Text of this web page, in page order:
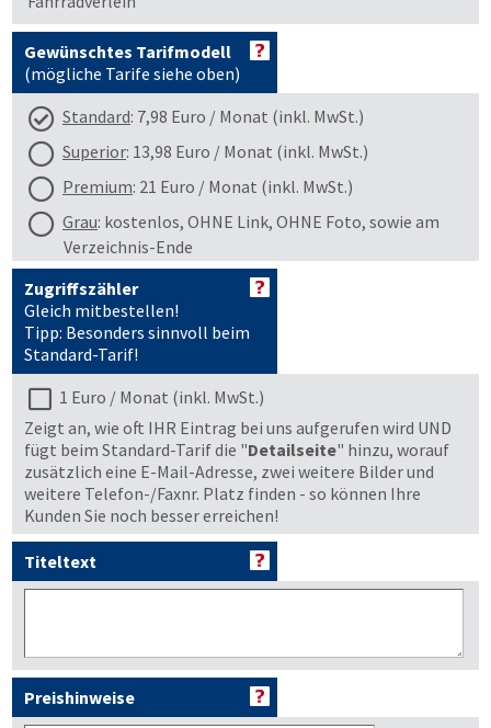
Gewünschtes Tarifmodell
(mögliche Tarife siehe oben)
Standard: 7,98 Euro / Monat (inkl. MwSt.)
Superior: 13,98 Euro / Monat (inkl. MwSt.)
Premium: 21 Euro / Monat (inkl. MwSt.)
Grau: kostenlos, OHNE Link, OHNE Foto, sowie am
Verzeichnis-Ende
Zugriffszähler
Gleich mitbestellen!
Tipp: Besonders sinnvoll beim
Standard-Tarif!
1 Euro / Monat (inkl. MwSt.)
Zeigt an, wie oft IHR Eintrag bei uns aufgerufen wird UND
fügt beim Standard-Tarif die "Detailseite" hinzu, worauf
zusätzlich eine E-Mail-Adresse, zwei weitere Bilder und
weitere Telefon-/Faxnr. Platz finden - so können Ihre
Kunden Sie noch besser erreichen!
Titeltext
Preishinweise